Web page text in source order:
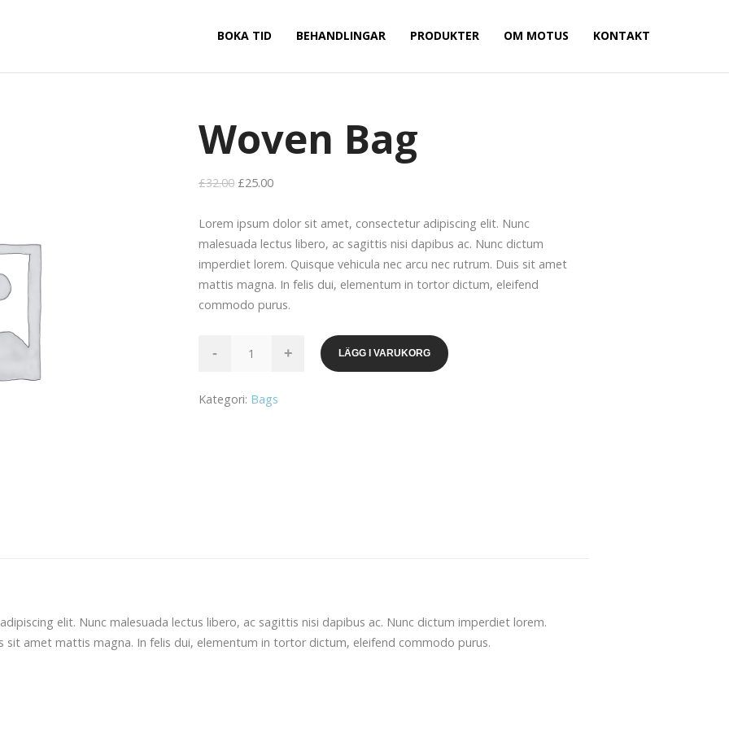
BOKA TID BEHANDLINGAR PRODUKTER OM MOTUS KONTAKT
Woven Bag
£32.00 £25.00
Lorem ipsum dolor sit amet, consectetur adipiscing elit. Nunc
malesuada lectus libero, ac sagittis nisi dapibus ac. Nunc dictum
imperdiet lorem. Quisque vehicula nec arcu nec rutrum. Duis sit amet
mattis magna. In felis dui, elementum in tortor dictum, eleifend
commodo purus.
- + LÄGG I VARUKORG
Kategori: Bags
elit. Nunc malesuada lectus libero, ac sagittis nisi dapibus ac. Nunc dictum imperdiet lorem.
sit amet mattis magna. In felis dui, elementum in tortor dictum, eleifend commodo purus.